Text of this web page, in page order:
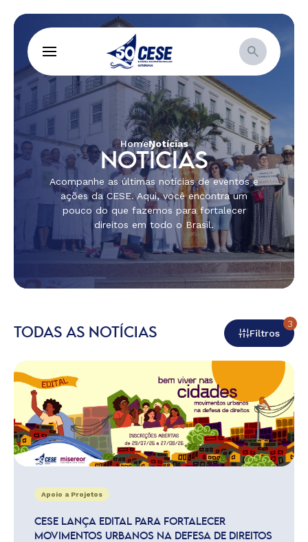
HomeNotícias
NOTÍCIAS
Acompanhe as últimas notícias de eventos e
ações da CESE. Aqui, você encontra um
pouco do que fazemos para fortalecer
direitos em todo o Brasil.
TODAS AS NOTÍCIAS Filtros
3
Apoio a Projetos
CESE LANÇA EDITAL PARA FORTALECER
MOVIMENTOS URBANOS NA DEFESA DE DIREITOS